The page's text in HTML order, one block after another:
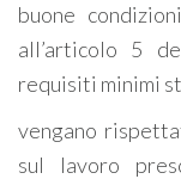
buone
all’articolo 5
requisiti minimi
vengano
sul lavoro